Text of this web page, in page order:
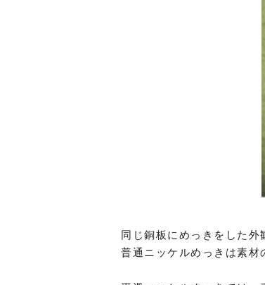
同じ銅板にめっきをした外
普通ニッケルめっきは素材